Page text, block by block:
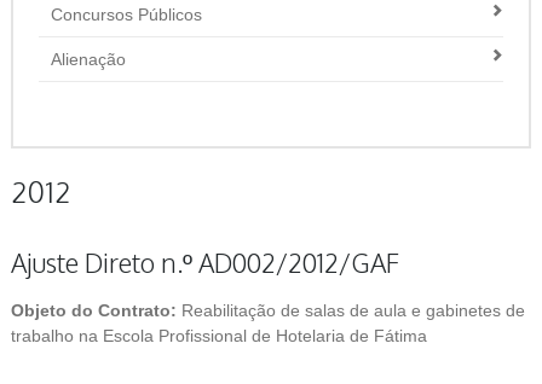
Concursos Públicos
Alienação
2012
Ajuste Direto n.º AD002/2012/GAF
Objeto do Contrato: Reabilitação de salas de aula e gabinetes de
trabalho na Escola Profissional de Hotelaria de Fátima